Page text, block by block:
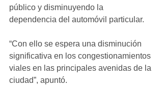
público y disminuyendo la
dependencia del automóvil particular.
“Con ello se espera una disminución
significativa en los congestionamientos
viales en las principales avenidas de la
ciudad”, apuntó.